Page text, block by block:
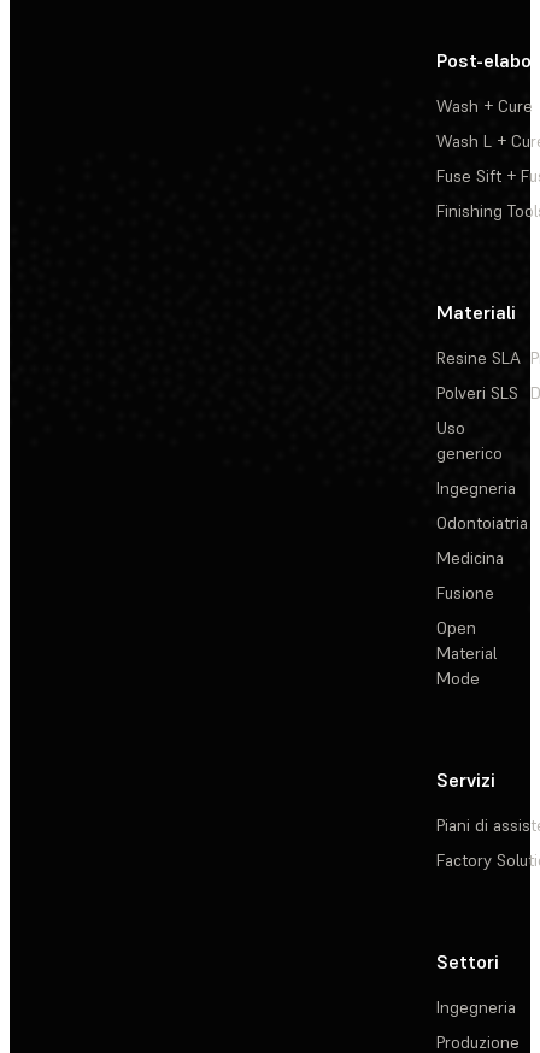
Post-
Wash + Cure
Wash L +
Fuse Sift +
Finishing
Materiali
Resine SLA
Polveri SLS
Uso
generico
Ingegneria
Odontoiatria
Medicina
Fusione
Open
Material
Mode
Servizi
Piani di
Factory
Settori
Ingegneria
Produzione